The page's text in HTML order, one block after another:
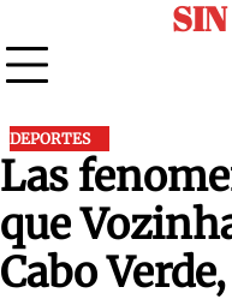
to
content
DEPORTES
Las
que
Cabo